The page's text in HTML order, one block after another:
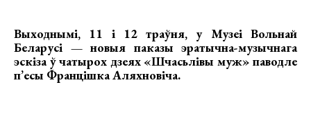
Выходнымі, 11 і 12 траўня, у Музеі Вольнай
Беларусі — новыя паказы эратычна-музычнага
эскіза ў чатырох дзеях «Шчасьлівы муж» паводле
п’есы Францішка Аляхновіча.